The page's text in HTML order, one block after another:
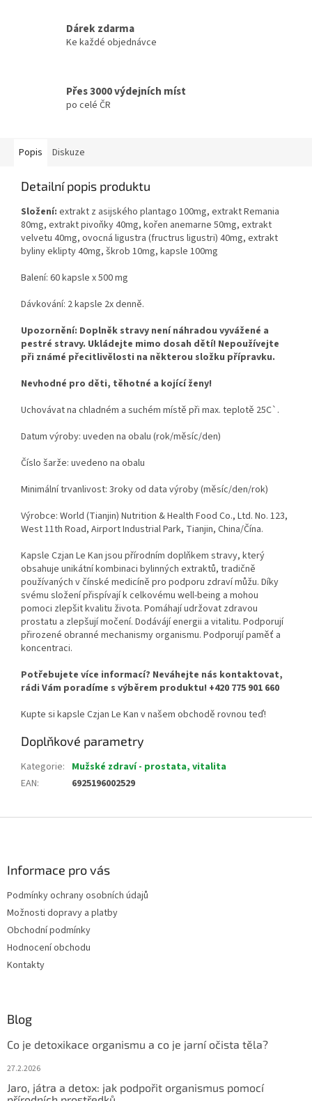
Dárek zdarma
Ke každé objednávce
Přes 3000 výdejních míst
po celé ČR
Popis Diskuze
Detailní popis produktu
Složení: extrakt z asijského plantago 100mg, extrakt Remania
80mg, extrakt pivoňky 40mg, kořen anemarne 50mg, extrakt
velvetu 40mg, ovocná ligustra (fructrus ligustri) 40mg, extrakt
byliny eklipty 40mg, škrob 10mg, kapsle 100mg
Balení: 60 kapsle x 500 mg
Dávkování: 2 kapsle 2x denně.
Upozornění: Doplněk stravy není náhradou vyvážené a
pestré stravy. Ukládejte mimo dosah dětí! Nepoužívejte
při známé přecitlivělosti na některou složku přípravku.
Nevhodné pro děti, těhotné a kojící ženy!
Uchovávat na chladném a suchém místě při max. teplotě 25C`.
Datum výroby: uveden na obalu (rok/měsíc/den)
Číslo šarže: uvedeno na obalu
Minimální trvanlivost: 3roky od data výroby (měsíc/den/rok)
Výrobce: World (Tianjin) Nutrition & Health Food Co., Ltd. No. 123,
West 11th Road, Airport Industrial Park, Tianjin, China/Čína.
Kapsle Czjan Le Kan jsou přírodním doplňkem stravy, který
obsahuje unikátní kombinaci bylinných extraktů, tradičně
používaných v čínské medicíně pro podporu zdraví můžu. Díky
svému složení přispívají k celkovému well-being a mohou
pomoci zlepšit kvalitu života. Pomáhají udržovat zdravou
prostatu a zlepšují močení. Dodávájí energii a vitalitu. Podporují
přirozené obranné mechanismy organismu. Podporují paměť a
koncentraci.
Potřebujete více informací? Neváhejte nás kontaktovat,
rádi Vám poradíme s výběrem produktu! +420 775 901 660
Kupte si kapsle Czjan Le Kan v našem obchodě rovnou teď!
Doplňkové parametry
Kategorie: Mužské zdraví - prostata, vitalita
EAN: 6925196002529
Informace pro vás
Podmínky ochrany osobních údajů
Možnosti dopravy a platby
Obchodní podmínky
Hodnocení obchodu
Kontakty
Blog
Co je detoxikace organismu a co je jarní očista těla?
27.2.2026
Jaro, játra a detox: jak podpořit organismus pomocí